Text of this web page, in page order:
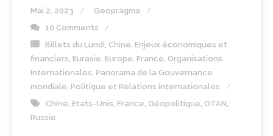
Mai 2, 2023
Geopragma
10 Comments
Billets du Lundi Chine Enjeux économiques et
financiers Eurasie Europe France Organisations
Internationales Panorama de la Gouvernance
mondiale Politique et Relations internationales
Chine Etats-Unis France Géopolitique OTAN
Russie